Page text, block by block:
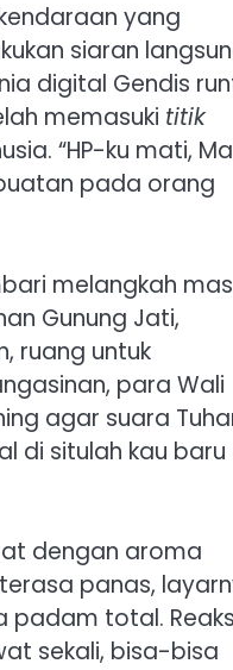
yang
siaran
digital Gendis
memasuki titik
“HP-ku mati,
pada orang
melangkah
Gunung Jati,
ruang untuk
para Wali
agar suara
di situlah kau baru
dengan aroma
panas,
padam total.
sekali, bisa-bisa